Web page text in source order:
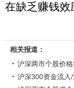
在缺乏赚钱
相关报道：
沪深两市个股价
沪深300资金流入